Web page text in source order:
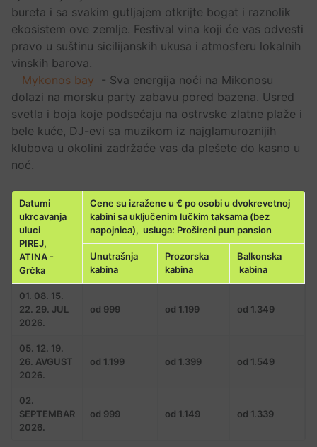
bureta i sa svakim gutljajem otkrijte bogat i raznolik
ekosistem ove zemlje. Festival vina koji će vas odvesti
pravo u suštinu sicilijanskih ukusa i atmosferu lokalnih
vinskih barova.
Mykonos bay - Sva energija noći na Mikonosu
dolazi na morsku party zabavu pored bazena. Usred
svetla i boja koje podsećaju na ostrvske zlatne plaže i
bele kuće, DJ-evi sa muzikom iz najglamuroznijih
klubova u okolini zadržaće vas da plešete do kasno u
noć.
Datumi
ukrcavanja
uluci
PIREJ,
ATINA -
Grčka
Cene su izražene u € po osobi u dvokrevetnoj
kabini sa uključenim lučkim taksama (bez
napojnica), usluga: Prošireni pun pansion
Unutrašnja
kabina
Prozorska
kabina
Balkonska
kabina
01. 08. 15.
22. 29. JUL
2026.
od 999 od 1.199 od 1.349
05. 12. 19.
26. AVGUST
2026.
od 1.199 od 1.399 od 1.549
02.
SEPTEMBAR
2026.
od 999 od 1.149 od 1.339